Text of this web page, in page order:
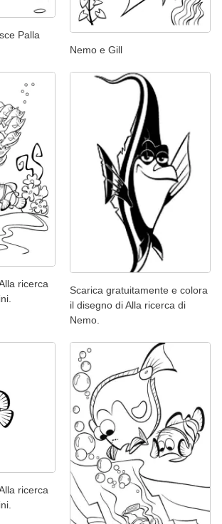
Palla
Nemo e Gill
ricerca
Scarica gratuitamente e colora
il disegno di Alla ricerca di
Nemo.
ricerca